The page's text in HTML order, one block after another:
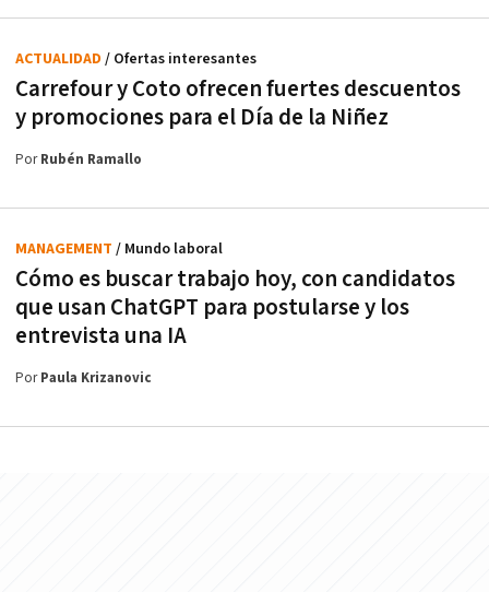
Carrefour y Coto ofrecen fuertes descuentos
y promociones para el Día de la Niñez
ACTUALIDAD / Ofertas interesantes
PorRubén Ramallo
Cómo es buscar trabajo hoy, con candidatos
que usan ChatGPT para postularse y los
entrevista una IA
MANAGEMENT / Mundo laboral
PorPaula Krizanovic